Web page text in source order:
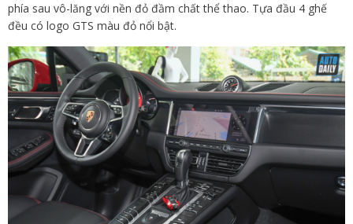
phía sau vô-lăng với nền đỏ đầm chất thể thao. Tựa đầu 4 ghế
đều có logo GTS màu đỏ nổi bật.